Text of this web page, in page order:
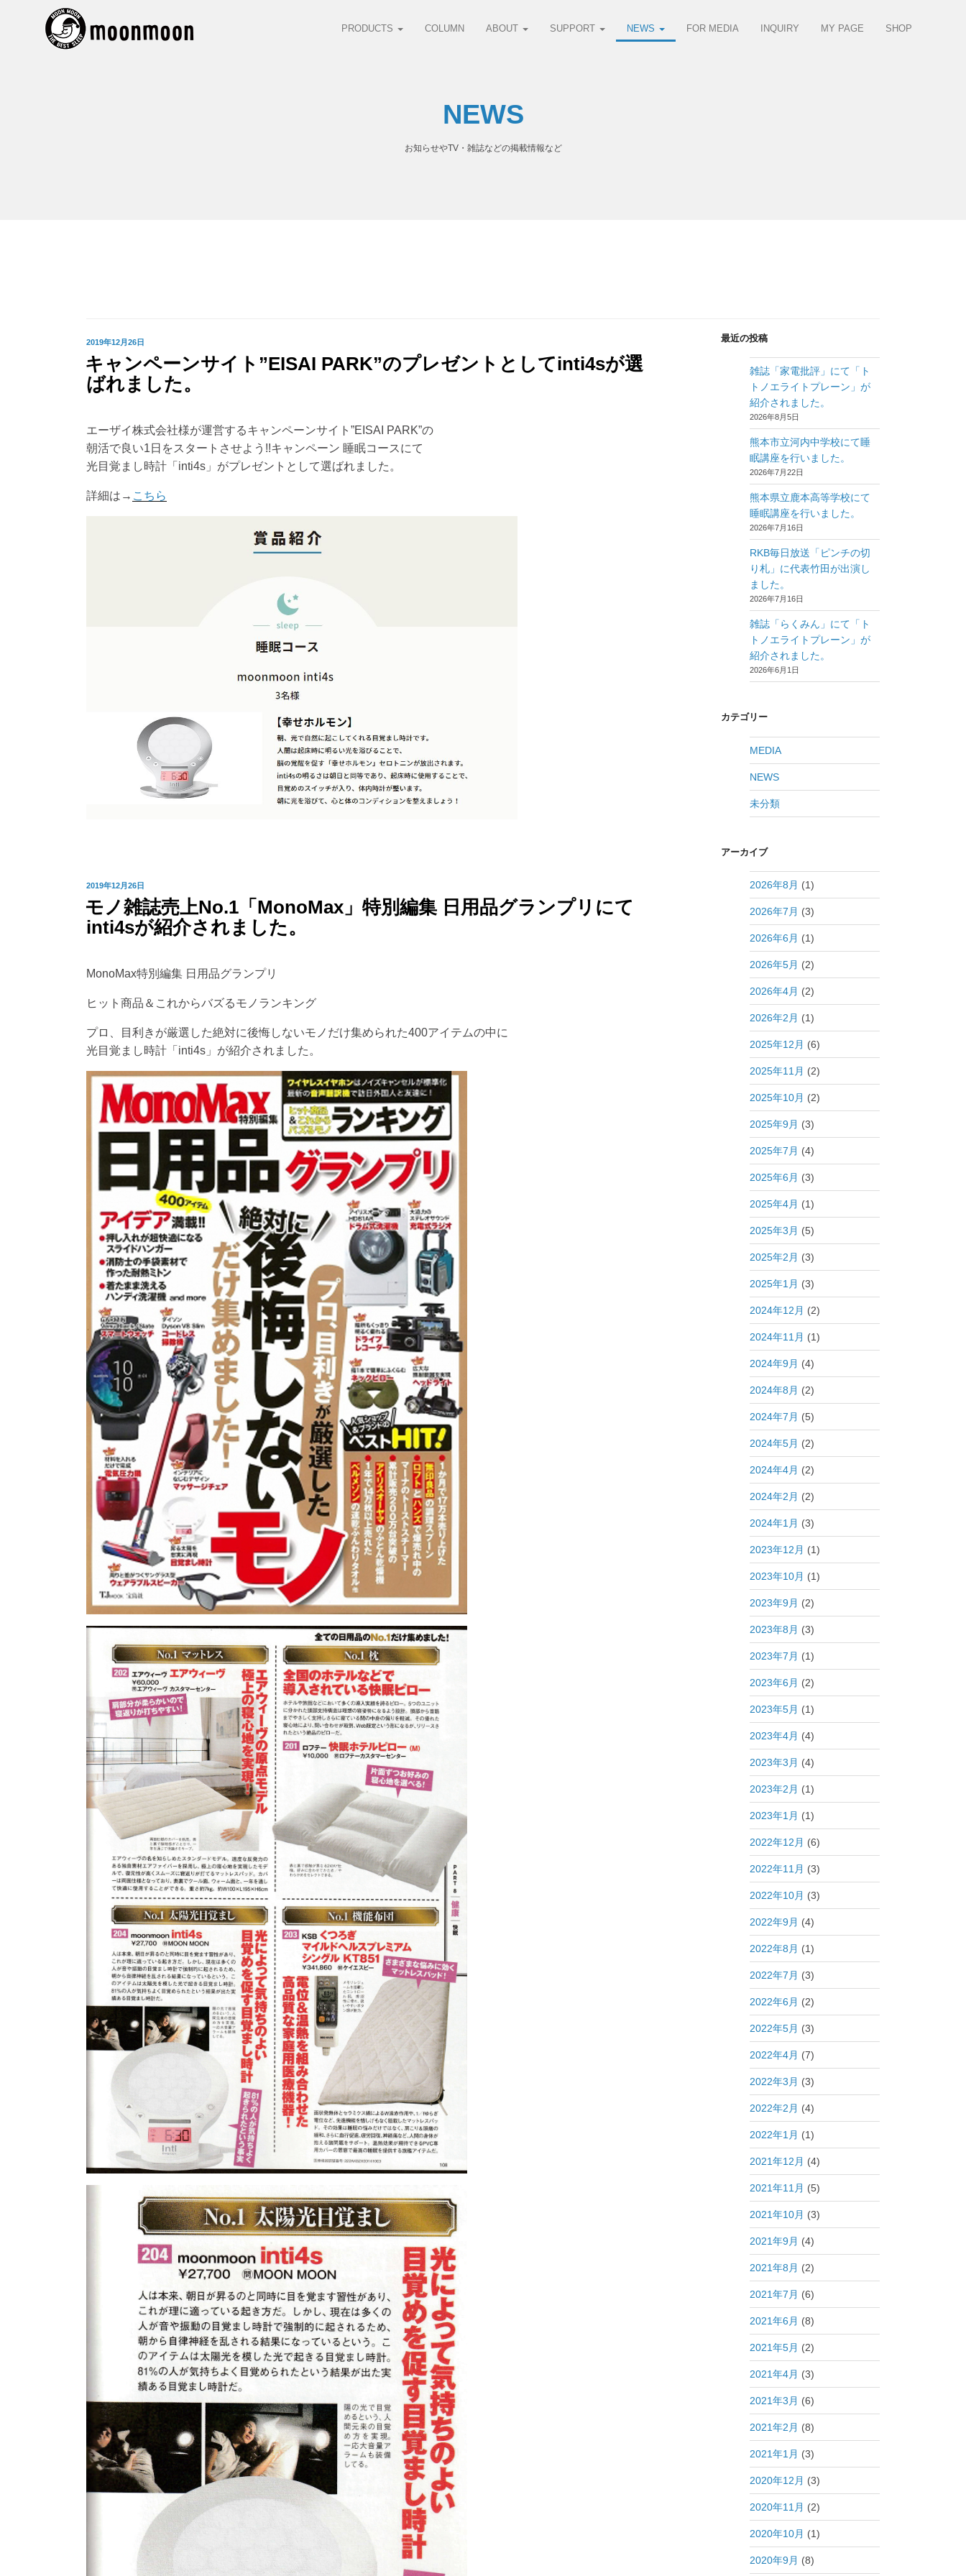
PRODUCTS COLUMN ABOUT SUPPORT NEWS FOR MEDIA INQUIRY MY PAGE SHOP
NEWS
お知らせやTV・雑誌などの掲載情報など
投
稿
日:
2019年12月26日
キャンペーンサイト”EISAI PARK”のプレゼントとしてinti4sが選
ばれました。
エーザイ株式会社様が運営するキャンペーンサイト”EISAI PARK”の
朝活で良い1日をスタートさせよう!!キャンペーン 睡眠コースにて
光目覚まし時計「inti4s」がプレゼントとして選ばれました。
詳細は→ こちら
投
稿
日:
2019年12月26日
モノ雑誌売上No.1「MonoMax」特別編集 日用品グランプリにて
inti4sが紹介されました。
MonoMax特別編集 日用品グランプリ
ヒット商品＆これからバズるモノランキング
プロ、目利きが厳選した絶対に後悔しないモノだけ集められた400アイテムの中に
光目覚まし時計「inti4s」が紹介されました。
最近の投稿
雑誌「家電批評」にて「ト
トノエライトプレーン」が
紹介されました。
2026年8月5日
熊本市立河内中学校にて睡
眠講座を行いました。
2026年7月22日
熊本県立鹿本高等学校にて
睡眠講座を行いました。
2026年7月16日
RKB毎日放送「ピンチの切
り札」に代表竹田が出演し
ました。
2026年7月16日
雑誌「らくみん」にて「ト
トノエライトプレーン」が
紹介されました。
2026年6月1日
カテゴリー
MEDIA
NEWS
未分類
アーカイブ
2026年8月 (1)
2026年7月 (3)
2026年6月 (1)
2026年5月 (2)
2026年4月 (2)
2026年2月 (1)
2025年12月 (6)
2025年11月 (2)
2025年10月 (2)
2025年9月 (3)
2025年7月 (4)
2025年6月 (3)
2025年4月 (1)
2025年3月 (5)
2025年2月 (3)
2025年1月 (3)
2024年12月 (2)
2024年11月 (1)
2024年9月 (4)
2024年8月 (2)
2024年7月 (5)
2024年5月 (2)
2024年4月 (2)
2024年2月 (2)
2024年1月 (3)
2023年12月 (1)
2023年10月 (1)
2023年9月 (2)
2023年8月 (3)
2023年7月 (1)
2023年6月 (2)
2023年5月 (1)
2023年4月 (4)
2023年3月 (4)
2023年2月 (1)
2023年1月 (1)
2022年12月 (6)
2022年11月 (3)
2022年10月 (3)
2022年9月 (4)
2022年8月 (1)
2022年7月 (3)
2022年6月 (2)
2022年5月 (3)
2022年4月 (7)
2022年3月 (3)
2022年2月 (4)
2022年1月 (1)
2021年12月 (4)
2021年11月 (5)
2021年10月 (3)
2021年9月 (4)
2021年8月 (2)
2021年7月 (6)
2021年6月 (8)
2021年5月 (2)
2021年4月 (3)
2021年3月 (6)
2021年2月 (8)
2021年1月 (3)
2020年12月 (3)
2020年11月 (2)
2020年10月 (1)
2020年9月 (8)